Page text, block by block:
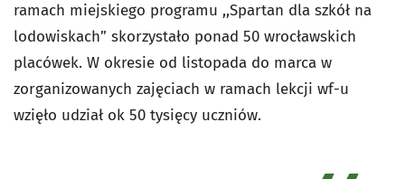
ramach miejskiego programu ,,Spartan dla szkół na
lodowiskach” skorzystało ponad 50 wrocławskich
placówek. W okresie od listopada do marca w
zorganizowanych zajęciach w ramach lekcji wf-u
wzięło udział ok 50 tysięcy uczniów.